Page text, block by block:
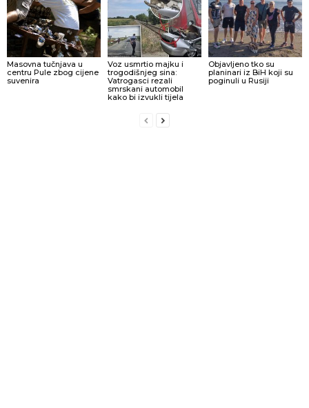
Masovna tučnjava u
centru Pule zbog cijene
suvenira
Voz usmrtio majku i
trogodišnjeg sina:
Vatrogasci rezali
smrskani automobil
kako bi izvukli tijela
Objavljeno tko su
planinari iz BiH koji su
poginuli u Rusiji